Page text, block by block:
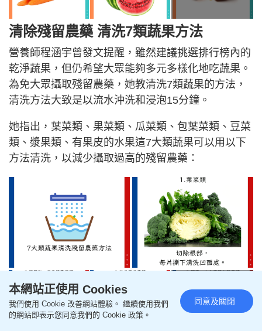
清除殘留農藥 清洗7類蔬果方法
營養師程涵宇曾發文提醒，雖然建議挑選排行榜內的
乾淨蔬果，但仍希望大眾能夠多元多樣化地吃蔬果。
為免大眾攝取殘留農藥，她教清洗7類蔬果的方法，
清洗方法大致是以流水沖洗和浸泡15分鐘。
她指出，葉菜類、果菜類、瓜菜類、包葉菜類、豆菜
類、漿果類、有果皮的水果這7大類蔬果可以用以下
方法清洗，以減少攝取過高的殘留農藥：
+3
本網站正使用 Cookies
我們使用 Cookie 改善網站體驗。 繼續使用我們
的網站即表示您同意我們的 Cookie 政策。
同意及關閉